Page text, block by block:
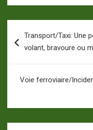
de
Transport/Taxi: Une
volant, bravoure ou
Voie ferroviaire/